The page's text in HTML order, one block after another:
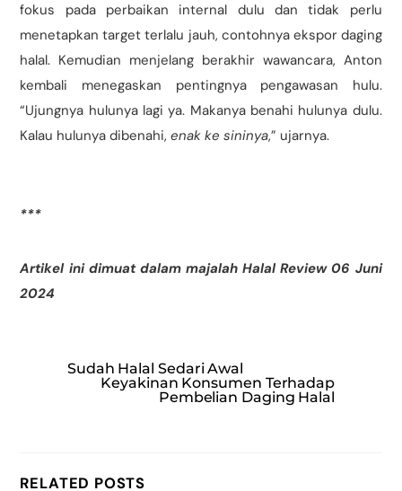
fokus pada perbaikan internal dulu dan tidak perlu
menetapkan target terlalu jauh, contohnya ekspor daging
halal. Kemudian menjelang berakhir wawancara, Anton
kembali menegaskan pentingnya pengawasan hulu.
“Ujungnya hulunya lagi ya. Makanya benahi hulunya dulu.
Kalau hulunya dibenahi,enak ke sininya,” ujarnya.
***
Artikel ini dimuat dalam majalah Halal Review 06 Juni
2024
Sudah Halal Sedari Awal
Keyakinan Konsumen Terhadap
Pembelian Daging Halal
RELATED POSTS